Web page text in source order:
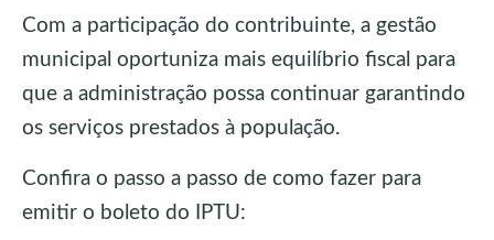
Com a participação do contribuinte, a gestão
municipal oportuniza mais equilíbrio fiscal para
que a administração possa continuar garantindo
os serviços prestados à população.
Confira o passo a passo de como fazer para
emitir o boleto do IPTU: